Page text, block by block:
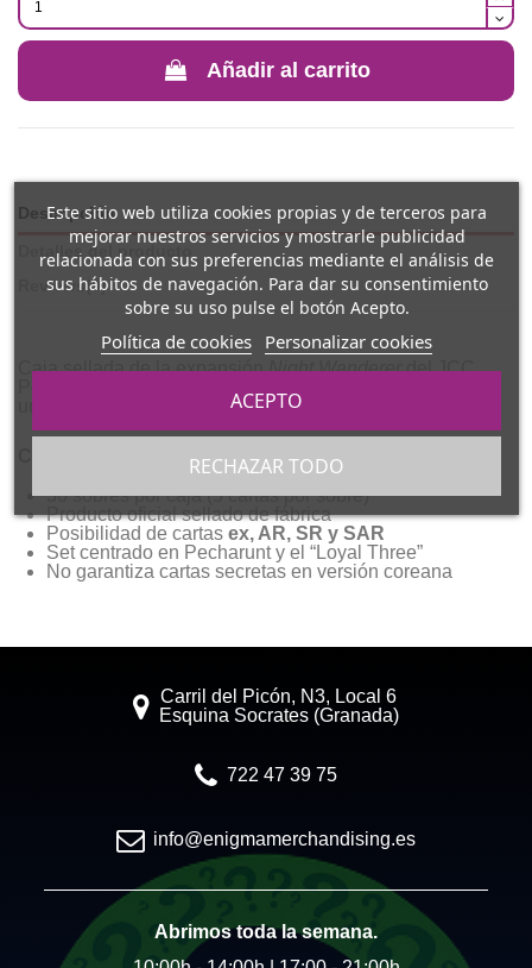
Añadir al carrito
Descripción
Detalles del producto
Reviews(0)
Caja sellada de la expansiónNight Wandererdel JCC
5 cartas aleatorias.
30 sobres por caja (5 cartas por sobre)
Producto oficial sellado de fábrica
Posibilidad de cartas ex, AR, SR y SAR
Set centrado en Pecharunt y el “Loyal Three”
No garantiza cartas secretas en versión coreana
Carril del Picón, N3, Local 6
Esquina Socrates (Granada)
722 47 39 75
info@enigmamerchandising.es
Abrimos toda la semana.
Este sitio web utiliza cookies propias y de terceros para
mejorar nuestros servicios y mostrarle publicidad
relacionada con sus preferencias mediante el análisis de
sus hábitos de navegación. Para dar su consentimiento
sobre su uso pulse el botón Acepto.
Política de cookies Personalizar cookies
RECHAZAR TODO
ACEPTO